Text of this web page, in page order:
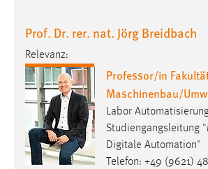
Prof. Dr. rer. nat. Jörg Breidbach
Relevanz:
Professor/in
Maschinenbau/
Labor
Studiengangsleitung
Digitale Automation"
Telefon: +49 (9621)